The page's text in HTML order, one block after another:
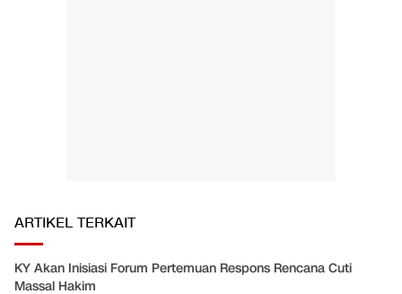
ARTIKEL TERKAIT
KY Akan Inisiasi Forum Pertemuan Respons Rencana Cuti
Massal Hakim